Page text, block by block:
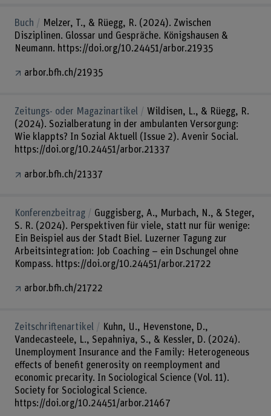
Buch
Melzer, T., & Rüegg, R. (2024). Zwischen
Disziplinen. Glossar und Gespräche. Königshausen &
Neumann. https://doi.org/10.24451/arbor.21935
arbor.bfh.ch/21935
Zeitungs- oder Magazinartikel
Wildisen, L., & Rüegg, R.
(2024). Sozialberatung in der ambulanten Versorgung:
Wie klappts? In Sozial Aktuell (Issue 2). Avenir Social.
https://doi.org/10.24451/arbor.21337
arbor.bfh.ch/21337
Konferenzbeitrag
Guggisberg, A., Murbach, N., & Steger,
S. R. (2024). Perspektiven für viele, statt nur für wenige:
Ein Beispiel aus der Stadt Biel. Luzerner Tagung zur
Arbeitsintegration: Job Coaching – ein Dschungel ohne
Kompass. https://doi.org/10.24451/arbor.21722
arbor.bfh.ch/21722
Zeitschriftenartikel
Kuhn, U., Hevenstone, D.,
Vandecasteele, L., Sepahniya, S., & Kessler, D. (2024).
Unemployment Insurance and the Family: Heterogeneous
effects of benefit generosity on reemployment and
economic precarity. In Sociological Science (Vol. 11).
Society for Sociological Science.
https://doi.org/10.24451/arbor.21467